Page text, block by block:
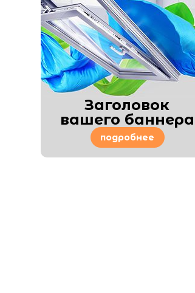
Заголовок
вашего баннера
подробнее